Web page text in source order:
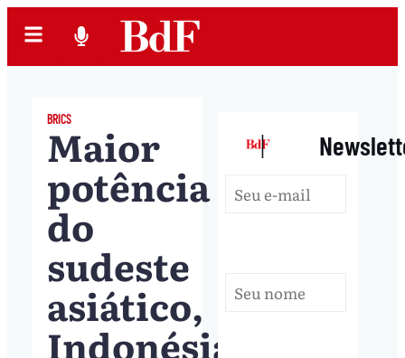
BRICS
Maior
potência
do
sudeste
asiático,
Indonésia
|